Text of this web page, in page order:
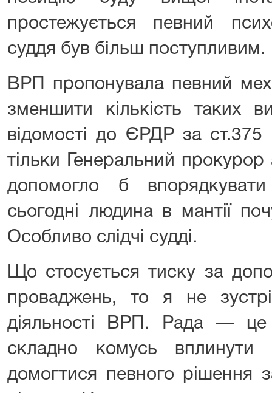
простежується певний
суддя був більш поступливим.
ВРП пропонувала певний
зменшити кількість таких
відомості до ЄРДР за
тільки Генеральний
допомогло б
сьогодні людина в мантії
Особливо слідчі судді.
Що стосується тиску за
проваджень, то я не
діяльності ВРП. Рада — це
складно комусь
домогтися певного рішення